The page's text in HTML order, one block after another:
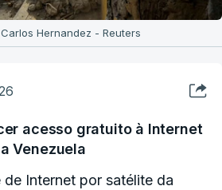
Hernandez - Reuters
acesso gratuito à Internet
Venezuela
Internet por satélite da